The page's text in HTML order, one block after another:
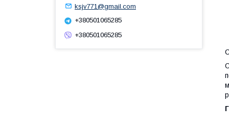
ksjv771@gmail.com
+380501065285
+380501065285